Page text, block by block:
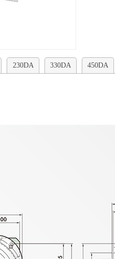
230DA 330DA 450DA